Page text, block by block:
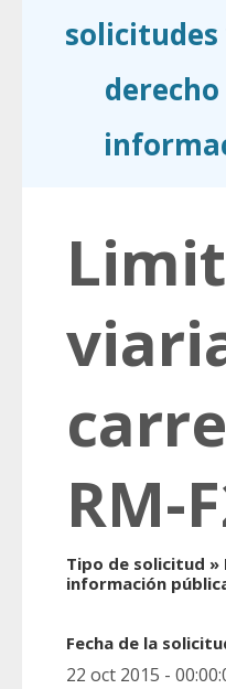
derecho
RM-
Tipo de solicitud »
información
Fecha de la
22 oct 2015 -